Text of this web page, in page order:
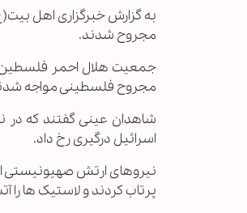
مجروح شدند.
مجروح فلسطینی مواجه شدند که از این تعداد،
شاهدان عینی گفتند که در
اسرائیل درگیری رخ داد.
نیروهای ارتش صهیونیستی
پرتاب کردند و لاستیک ها را